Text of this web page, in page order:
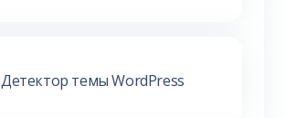
Детектор темы WordPress